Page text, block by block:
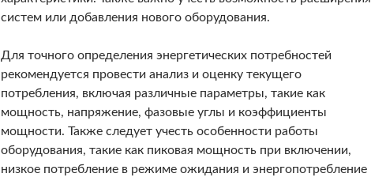
систем или добавления нового оборудования.
Для точного определения энергетических потребностей
рекомендуется провести анализ и оценку текущего
потребления, включая различные параметры, такие как
мощность, напряжение, фазовые углы и коэффициенты
мощности. Также следует учесть особенности работы
оборудования, такие как пиковая мощность при включении,
низкое потребление в режиме ожидания и энергопотребление